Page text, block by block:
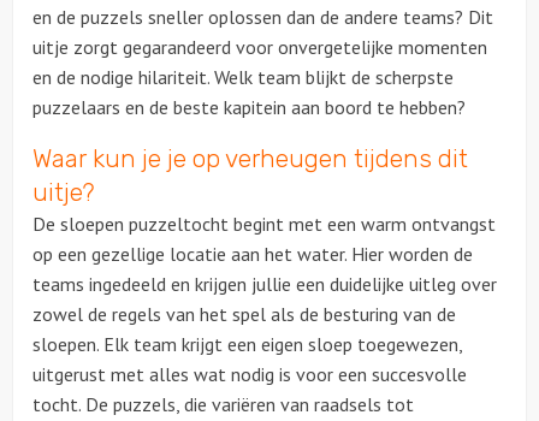
Teamtrainingen
Proeverijen
Rondleidingen
Wandelingen
Fietstochten
Segwaytours
Solextours
en de puzzels sneller oplossen dan de andere teams? Dit
uitje zorgt gegarandeerd voor onvergetelijke momenten
en de nodige hilariteit. Welk team blijkt de scherpste
puzzelaars en de beste kapitein aan boord te hebben?
Waar kun je je op verheugen tijdens dit
uitje?
De sloepen puzzeltocht begint met een warm ontvangst
op een gezellige locatie aan het water. Hier worden de
teams ingedeeld en krijgen jullie een duidelijke uitleg over
zowel de regels van het spel als de besturing van de
sloepen. Elk team krijgt een eigen sloep toegewezen,
uitgerust met alles wat nodig is voor een succesvolle
tocht. De puzzels, die variëren van raadsels tot